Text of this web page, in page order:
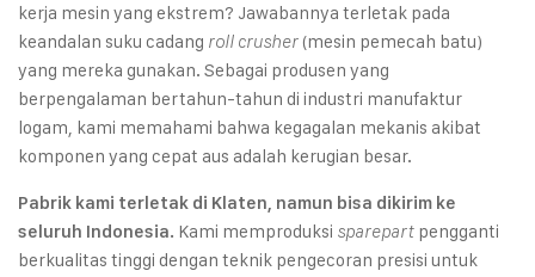
kerja mesin yang ekstrem? Jawabannya terletak pada
keandalan suku cadang roll crusher (mesin pemecah batu)
yang mereka gunakan. Sebagai produsen yang
berpengalaman bertahun-tahun di industri manufaktur
logam, kami memahami bahwa kegagalan mekanis akibat
komponen yang cepat aus adalah kerugian besar.
Pabrik kami terletak di Klaten, namun bisa dikirim ke
seluruh Indonesia. Kami memproduksi sparepart pengganti
berkualitas tinggi dengan teknik pengecoran presisi untuk